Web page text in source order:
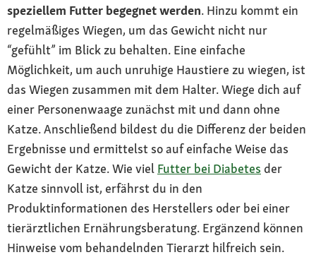
speziellem Futter begegnet werden. Hinzu kommt ein
regelmäßiges Wiegen, um das Gewicht nicht nur
“gefühlt” im Blick zu behalten. Eine einfache
Möglichkeit, um auch unruhige Haustiere zu wiegen, ist
das Wiegen zusammen mit dem Halter. Wiege dich auf
einer Personenwaage zunächst mit und dann ohne
Katze. Anschließend bildest du die Differenz der beiden
Ergebnisse und ermittelst so auf einfache Weise das
Gewicht der Katze. Wie viel Futter bei Diabetes der
Katze sinnvoll ist, erfährst du in den
Produktinformationen des Herstellers oder bei einer
tierärztlichen Ernährungsberatung. Ergänzend können
Hinweise vom behandelnden Tierarzt hilfreich sein.